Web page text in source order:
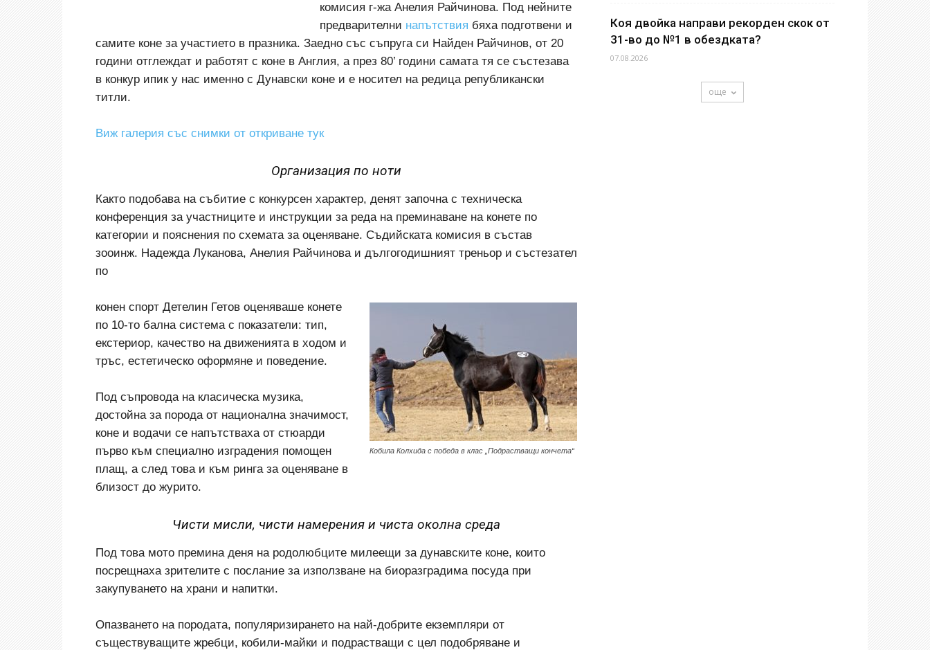
комисия г-жа Анелия Райчинова. Под нейните
предварителни напътствия бяха подготвени и
самите коне за участието в празника. Заедно със съпруга си Найден Райчинов, от 20
години отглеждат и работят с коне в Англия, а през 80’ години самата тя се състезава
в конкур ипик у нас именно с Дунавски коне и е носител на редица републикански
титли.
Виж галерия със снимки от откриване тук
Организация по ноти
Както подобава на събитие с конкурсен характер, денят започна с техническа
конференция за участниците и инструкции за реда на преминаване на конете по
категории и пояснения по схемата за оценяване. Съдийската комисия в състав
зооинж. Надежда Луканова, Анелия Райчинова и дългогодишният треньор и състезател
по
Кобила Колхида с победа в клас „Подрастващи кончета“
конен спорт Детелин Гетов оценяваше конете
по 10-то бална система с показатели: тип,
екстериор, качество на движенията в ходом и
тръс, естетическо оформяне и поведение.
Под съпровода на класическа музика,
достойна за порода от национална значимост,
коне и водачи се напътстваха от стюарди
първо към специално изградения помощен
плащ, а след това и към ринга за оценяване в
близост до журито.
Чисти мисли, чисти намерения и чиста околна среда
Под това мото премина деня на родолюбците милеещи за дунавските коне, които
посрещнаха зрителите с послание за използване на биоразградима посуда при
закупуването на храни и напитки.
Опазването на породата, популяризирането на най-добрите екземпляри от
съществуващите жребци, кобили-майки и подрастващи с цел подобряване и
Коя двойка направи рекорден скок от
31-во до №1 в обездката?
07.08.2026
още